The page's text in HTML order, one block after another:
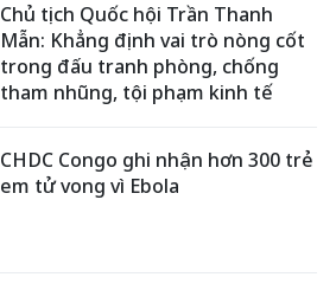
Chủ tịch Quốc hội Trần Thanh
Mẫn: Khẳng định vai trò nòng cốt
trong đấu tranh phòng, chống
tham nhũng, tội phạm kinh tế
CHDC Congo ghi nhận hơn 300 trẻ
em tử vong vì Ebola